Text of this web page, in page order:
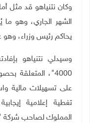
وكان نتنياهو قد مثل
الشهر الجاري، وهو ما
يحاكم رئيس وزراء،
وسيدلي نتنياهو
4000"، المتعلقة
على تسهيلات مالية
تغطية إعلامية
المملوك لصاحب شركة